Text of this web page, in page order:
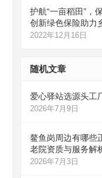
护航“一亩稻田”，
创新绿色保险助力
2022年12月16日
随机文章
爱心驿站选源头工
2026年7月9日
鳌鱼岗周边有哪些
老院资质与服务解
2026年7月3日